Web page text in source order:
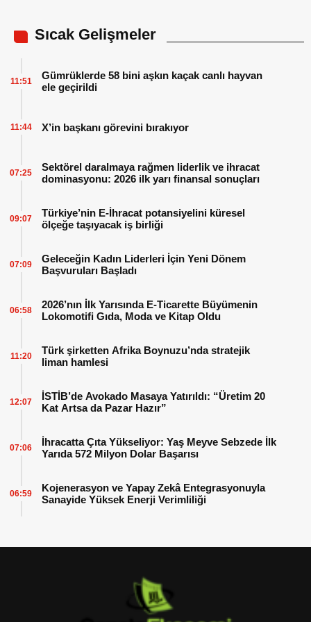
Sıcak Gelişmeler
Gümrüklerde 58 bini aşkın kaçak canlı hayvan
ele geçirildi
11:51
X’in başkanı görevini bırakıyor
11:44
Sektörel daralmaya rağmen liderlik ve ihracat
dominasyonu: 2026 ilk yarı finansal sonuçları
07:25
Türkiye’nin E-İhracat potansiyelini küresel
ölçeğe taşıyacak iş birliği
09:07
Geleceğin Kadın Liderleri İçin Yeni Dönem
Başvuruları Başladı
07:09
2026’nın İlk Yarısında E-Ticarette Büyümenin
Lokomotifi Gıda, Moda ve Kitap Oldu
06:58
Türk şirketten Afrika Boynuzu’nda stratejik
liman hamlesi
11:20
İSTİB’de Avokado Masaya Yatırıldı: “Üretim 20
Kat Artsa da Pazar Hazır”
12:07
İhracatta Çıta Yükseliyor: Yaş Meyve Sebzede İlk
Yarıda 572 Milyon Dolar Başarısı
07:06
Kojenerasyon ve Yapay Zekâ Entegrasyonuyla
Sanayide Yüksek Enerji Verimliliği
06:59